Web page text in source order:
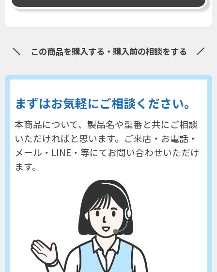
この商品を購入する・購入前の相談をする
まずはお気軽にご相談ください。
本商品について、製品名や型番と共にご相談
いただければと思います。 ご来店・お電話・
メール・LINE・等にてお問い合わせいただけ
ます。